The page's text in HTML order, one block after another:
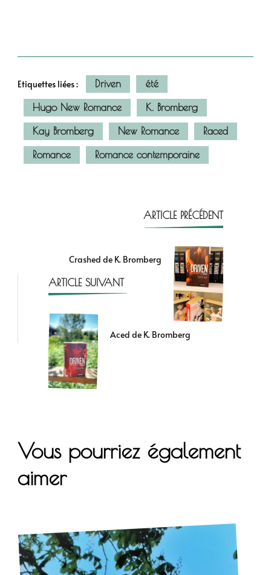
Etiquettes liées : Driven
été
Hugo New Romance
K. Bromberg
Kay Bromberg
New Romance
Raced
Romance
Romance contemporaine
ARTICLE PRÉCÉDENT
Crashed de K. Bromberg
ARTICLE SUIVANT
Aced de K. Bromberg
Vous pourriez également
aimer